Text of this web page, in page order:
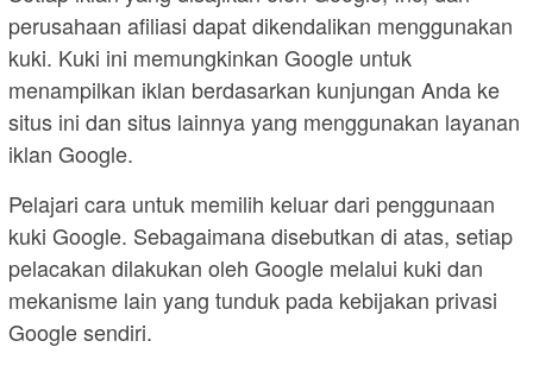
perusahaan afiliasi dapat dikendalikan menggunakan
kuki. Kuki ini memungkinkan Google untuk
menampilkan iklan berdasarkan kunjungan Anda ke
situs ini dan situs lainnya yang menggunakan layanan
iklan Google.
Pelajari cara untuk memilih keluar dari penggunaan
kuki Google. Sebagaimana disebutkan di atas, setiap
pelacakan dilakukan oleh Google melalui kuki dan
mekanisme lain yang tunduk pada kebijakan privasi
Google sendiri.